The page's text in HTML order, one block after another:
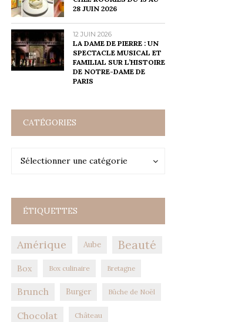
28 JUIN 2026
12 JUIN 2026
LA DAME DE PIERRE : UN
SPECTACLE MUSICAL ET
FAMILIAL SUR L’HISTOIRE
DE NOTRE-DAME DE
PARIS
CATÉGORIES
Sélectionner une catégorie
Catégories
ÉTIQUETTES
Amérique Aube Beauté
Box Box culinaire Bretagne
Brunch Burger Bûche de Noël
Chocolat Château